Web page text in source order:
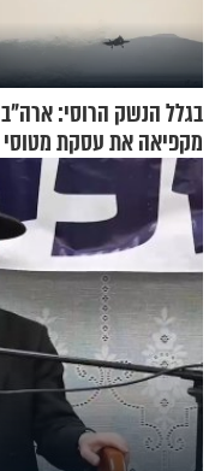
בגלל הנשק הרוסי: ארה"ב
מקפיאה את עסקת מטוסי
הקרב לטורקיה